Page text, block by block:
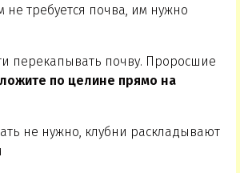
не требуется почва, им нужно
перекапывать почву. Проросшие
по целине прямо на
не нужно, клубни раскладывают